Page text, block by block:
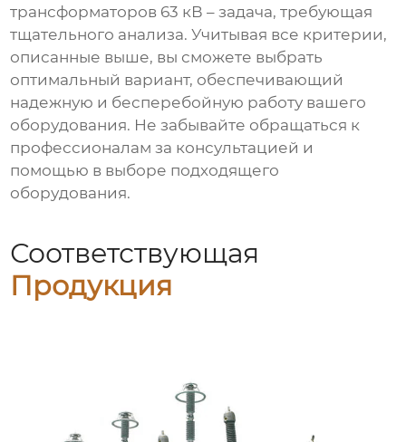
трансформаторов 63 кВ – задача, требующая
тщательного анализа. Учитывая все критерии,
описанные выше, вы сможете выбрать
оптимальный вариант, обеспечивающий
надежную и бесперебойную работу вашего
оборудования. Не забывайте обращаться к
профессионалам за консультацией и
помощью в выборе подходящего
оборудования.
Соответствующая
Продукция